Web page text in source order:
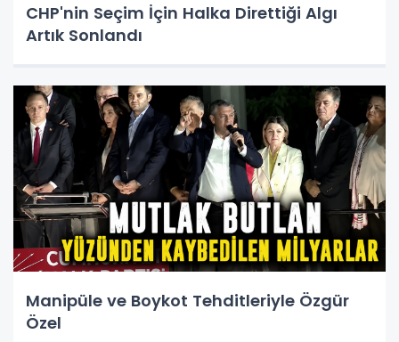
CHP'nin Seçim İçin Halka Direttiği Algı
Artık Sonlandı
Manipüle ve Boykot Tehditleriyle Özgür
Özel